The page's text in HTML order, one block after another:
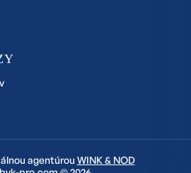
agentúrou WINK & NOD